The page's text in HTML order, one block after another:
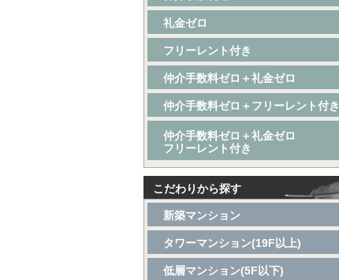
礼金ゼロ
フリーレント付き
仲介手数料ゼロ＋礼金ゼロ
仲介手数料ゼロ＋フリーレント付き
仲介手数料ゼロ＋礼金ゼロ
フリーレント付き
こだわりから探す
新築マンション
タワーマンション(19F以上)
低層マンション(5F以下)